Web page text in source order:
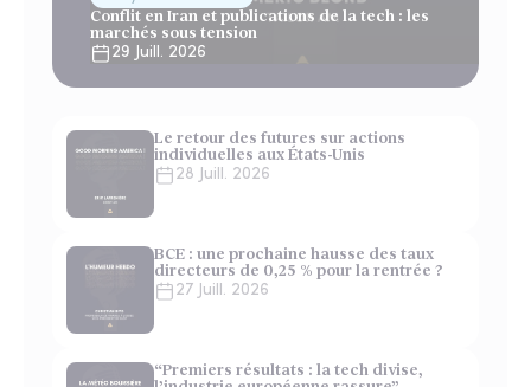
Le retour des futures sur actions
individuelles aux États-Unis
28 Juill. 2026
BCE : une prochaine hausse des taux
directeurs de 0,25 % pour la rentrée ?
27 Juill. 2026
“Premiers résultats : la tech divise,
Conflit en Iran et publications de la tech : les
marchés sous tension
29 Juill. 2026